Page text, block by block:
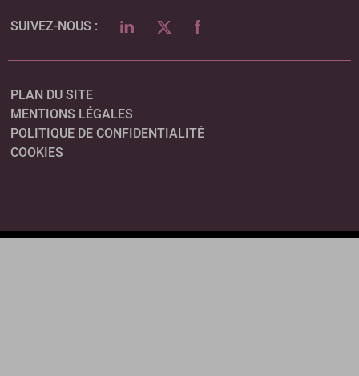
SUIVEZ-NOUS : LINKEDINTWITTERFACEBOOK
PLAN DU SITE
MENTIONS LÉGALES
POLITIQUE DE CONFIDENTIALITÉ
COOKIES